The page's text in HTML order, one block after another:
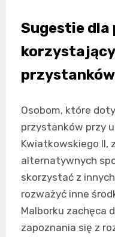
Sugestie dla
przystanków
Osobom, które
przystanków przy
Kwiatkowskiego II,
alternatywnych
skorzystać z
rozważyć inne
Malborku zachęca
zapoznania się z